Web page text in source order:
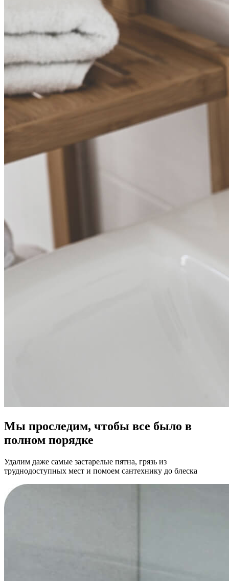
Мы проследим, чтобы все было в
полном порядке
Удалим даже самые застарелые пятна, грязь из
труднодоступных мест и помоем сантехнику до блеска